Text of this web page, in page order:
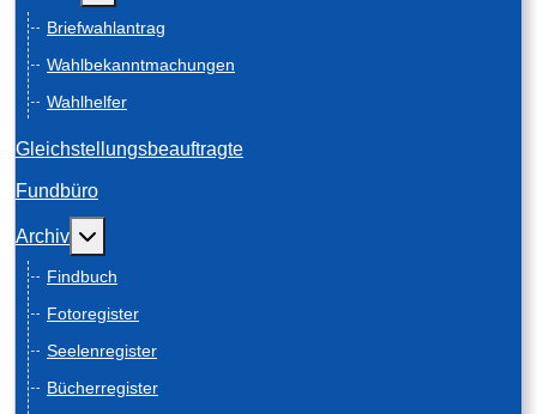
Briefwahlantrag
Wahlbekanntmachungen
Wahlhelfer
Gleichstellungsbeauftragte
Fundbüro
Archiv Weitere Informationen: Archiv
Findbuch
Fotoregister
Seelenregister
Bücherregister